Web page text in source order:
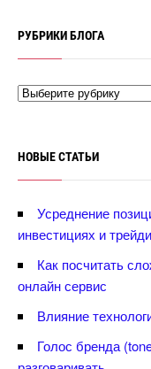
РУБРИКИ БЛОГА
НОВЫЕ СТАТЬИ
Усреднение
инвестициях и
Как посчитать
онлайн сервис
лияние
Голос бренда